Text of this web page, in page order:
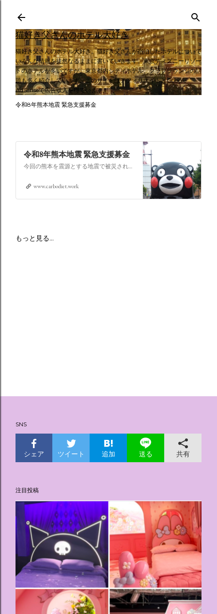
スキップしてメイン コンテンツに移動
猫好き父さんのホテル大好き
猫好き父さんのホテル大好き。猫好き父さんが宿泊したホテルについて
いろんな情報を徒然なるままに書いていきます。東京ディズニーリゾー
トのホテルが多いですが、東京都内シティホテル、クラブラウンジの話
題も多く紹介しています。このサイトはアフィリエイトとGoogle
AdSenseで広告収入を得ています。
令和8年熊本地震 緊急支援募金
令和8年熊本地震 緊急支援募金
今回の熊本を震源とする地震で被災された皆さままだまだ余震も続き大変な時間を過ごされていると思います。心よりお見舞い申し上げます
www.carbodiet.work
もっと見る…
SNS
シェア ツイート 追加 送る 共有
注目投稿